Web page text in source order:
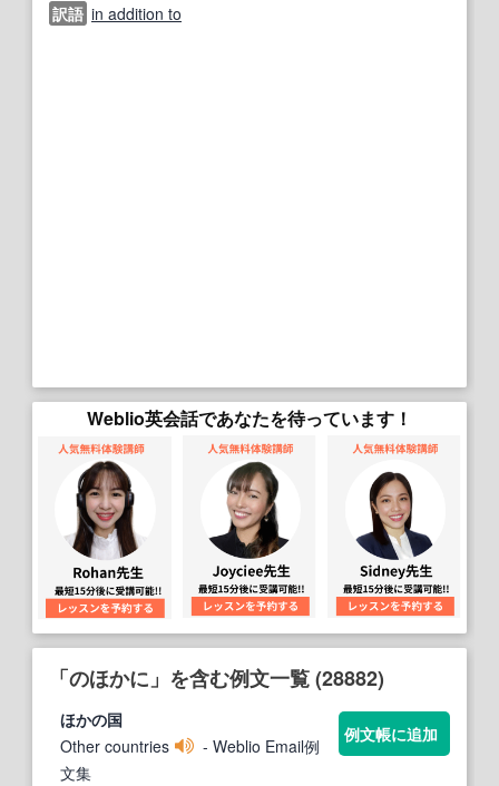
訳語 in addition to
Weblio英会話であなたを待っています！
「のほかに」を含む例文一覧 (28882)
ほかの国
Other countries
- Weblio Email例
文集
例文帳に追加